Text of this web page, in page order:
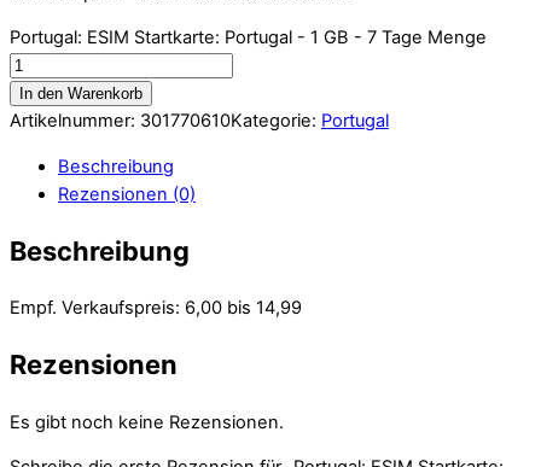
Portugal: ESIM Startkarte: Portugal - 1 GB - 7 Tage Menge
In den Warenkorb
Artikelnummer: 301770610Kategorie: Portugal
Beschreibung
Rezensionen (0)
Beschreibung
Empf. Verkaufspreis: 6,00 bis 14,99
Rezensionen
Es gibt noch keine Rezensionen.